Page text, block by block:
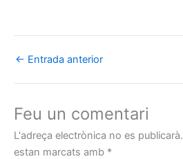
← Entrada anterior
Feu un comentari
L'adreça electrònica no es publicarà.
estan marcats amb *